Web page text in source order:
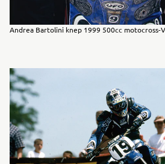
Andrea Bartolini knep 1999 500cc motocross-